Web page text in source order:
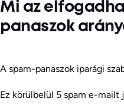
Mi az
panaszok
A spam-panaszok iparági
Ez körülbelül 5 spam e-